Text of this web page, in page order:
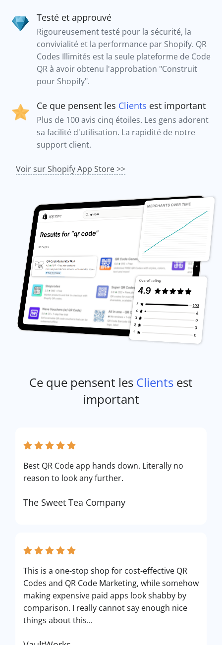
Testé et approuvé
Rigoureusement testé pour la sécurité, la
convivialité et la performance par Shopify. QR
Codes Illimités est la seule plateforme de Code
QR à avoir obtenu l'approbation "Construit
pour Shopify".
Ce que pensent les Clients est important
Plus de 100 avis cinq étoiles. Les gens adorent
sa facilité d'utilisation. La rapidité de notre
support client.
Voir sur Shopify App Store >>
Ce que pensent les Clients est
important
Best QR Code app hands down. Literally no
reason to look any further.
The Sweet Tea Company
This is a one-stop shop for cost-effective QR
Codes and QR Code Marketing, while somehow
making expensive paid apps look shabby by
comparison. I really cannot say enough nice
things about this...